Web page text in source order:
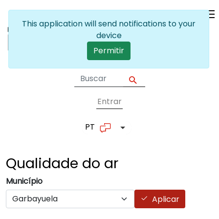
User account
Entrar
PT Lista de ações adicionais
Qualidade do ar
Município
Aplicar
This application will send notifications to your
device
Permitir